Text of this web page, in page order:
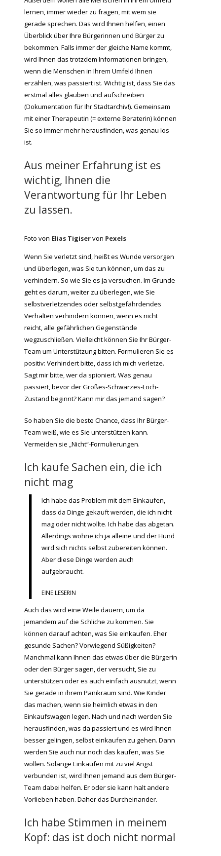
lernen, immer wieder zu fragen, mit wem sie
gerade sprechen. Das wird Ihnen helfen, einen
Überblick über Ihre Bürgerinnen und Bürger zu
bekommen. Falls immer der gleiche Name kommt,
wird Ihnen das trotzdem Informationen bringen,
wenn die Menschen in Ihrem Umfeld Ihnen
erzählen, was passiert ist. Wichtig ist, dass Sie das
erstmal alles glauben und aufschreiben
(Dokumentation für Ihr Stadtarchiv!). Gemeinsam
mit einer Therapeutin (= externe Beraterin) können
Sie so immer mehr herausfinden, was genau los
ist.
Aus meiner Erfahrung ist es
wichtig, Ihnen die
Verantwortung für Ihr Leben
zu lassen.
Foto von Elias Tigiservon Pexels
Wenn Sie verletzt sind, heißt es Wunde versorgen
und überlegen, was Sie tun können, um das zu
verhindern. So wie Sie es ja versuchen. Im Grunde
geht es darum, weiter zu überlegen, wie Sie
selbstverletzendes oder selbstgefährdendes
Verhalten verhindern können, wenn es nicht
reicht, alle gefährlichen Gegenstände
wegzuschließen. Vielleicht können Sie Ihr Bürger-
Team um Unterstützung bitten. Formulieren Sie es
positiv: Verhindert bitte, dass ich mich verletze.
Sagt mir bitte, wer da spioniert. Was genau
passiert, bevor der Großes-Schwarzes-Loch-
Zustand beginnt? Kann mir das jemand sagen?
So haben Sie die beste Chance, dass Ihr Bürger-
Team weiß, wie es Sie unterstützen kann.
Vermeiden sie „Nicht“-Formulierungen.
Ich kaufe Sachen ein, die ich
nicht mag
Ich habe das Problem mit dem Einkaufen,
dass da Dinge gekauft werden, die ich nicht
mag oder nicht wollte. Ich habe das abgetan.
Allerdings wohne ich ja alleine und der Hund
wird sich nichts selbst zubereiten können.
Aber diese Dinge werden auch
aufgebraucht.
EINE LESERIN
Auch das wird eine Weile dauern, um da
jemandem auf die Schliche zu kommen. Sie
können darauf achten, was Sie einkaufen. Eher
gesunde Sachen? Vorwiegend Süßigkeiten?
Manchmal kann Ihnen das etwas über die Bürgerin
oder den Bürger sagen, der versucht, Sie zu
unterstützen oder es auch einfach ausnutzt, wenn
Sie gerade in ihrem Panikraum sind. Wie Kinder
das machen, wenn sie heimlich etwas in den
Einkaufswagen legen. Nach und nach werden Sie
herausfinden, was da passiert und es wird Ihnen
besser gelingen, selbst einkaufen zu gehen. Dann
werden Sie auch nur noch das kaufen, was Sie
wollen. Solange Einkaufen mit zu viel Angst
verbunden ist, wird Ihnen jemand aus dem Bürger-
Team dabei helfen. Er oder sie kann halt andere
Vorlieben haben. Daher das Durcheinander.
Ich habe Stimmen in meinem
Kopf: das ist doch nicht normal